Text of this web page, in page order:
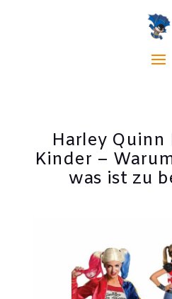
Harley
Kinder –
was ist zu